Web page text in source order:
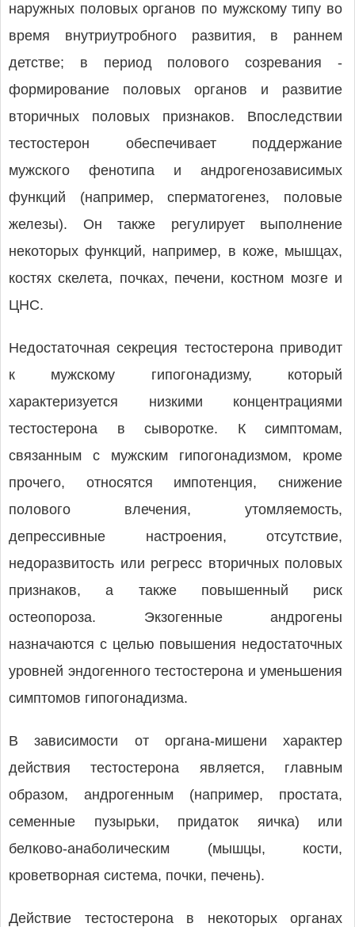
наружных половых органов по мужскому типу во
время внутриутробного развития, в раннем
детстве; в период полового созревания -
формирование половых органов и развитие
вторичных половых признаков. Впоследствии
тестостерон обеспечивает поддержание
мужского фенотипа и андрогенозависимых
функций (например, сперматогенез, половые
железы). Он также регулирует выполнение
некоторых функций, например, в коже, мышцах,
костях скелета, почках, печени, костном мозге и
ЦНС.
Недостаточная секреция тестостерона приводит
к мужскому гипогонадизму, который
характеризуется низкими концентрациями
тестостерона в сыворотке. К симптомам,
связанным с мужским гипогонадизмом, кроме
прочего, относятся импотенция, снижение
полового влечения, утомляемость,
депрессивные настроения, отсутствие,
недоразвитость или регресс вторичных половых
признаков, а также повышенный риск
остеопороза. Экзогенные андрогены
назначаются с целью повышения недостаточных
уровней эндогенного тестостерона и уменьшения
симптомов гипогонадизма.
В зависимости от органа-мишени характер
действия тестостерона является, главным
образом, андрогенным (например, простата,
семенные пузырьки, придаток яичка) или
белково-анаболическим (мышцы, кости,
кроветворная система, почки, печень).
Действие тестостерона в некоторых органах